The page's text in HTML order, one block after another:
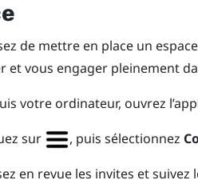
de mettre en place un
et vous engager pleinement
votre ordinateur, ouvrez
sur
, puis sélectionnez
en revue les invites et